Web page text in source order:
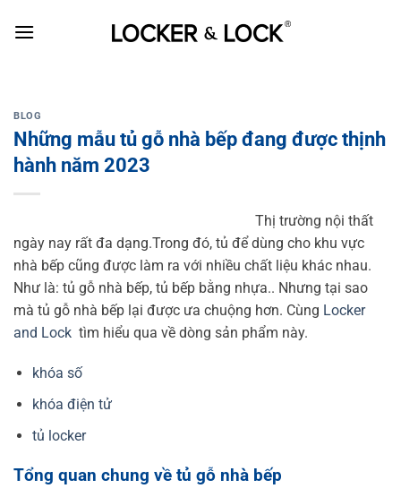
BLOG
Những mẫu tủ gỗ nhà bếp đang được thịnh
hành năm 2023
Thị trường nội thất
ngày nay rất đa dạng.Trong đó, tủ để dùng cho khu vực
nhà bếp cũng được làm ra với nhiều chất liệu khác nhau.
Như là: tủ gỗ nhà bếp, tủ bếp bằng nhựa.. Nhưng tại sao
mà tủ gỗ nhà bếp lại được ưa chuộng hơn. Cùng Locker
and Lock tìm hiểu qua về dòng sản phẩm này.
khóa số
khóa điện tử
tủ locker
Tổng quan chung về tủ gỗ nhà bếp